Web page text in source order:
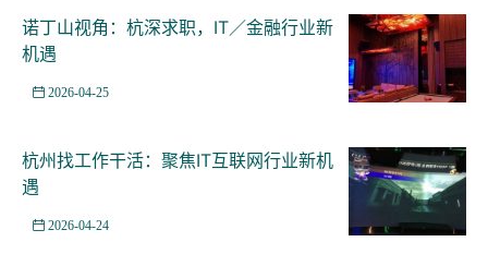
诺丁山视角：杭深求职，IT／金融行业新
机遇
2026-04-25
杭州找工作干活：聚焦IT互联网行业新机
遇
2026-04-24